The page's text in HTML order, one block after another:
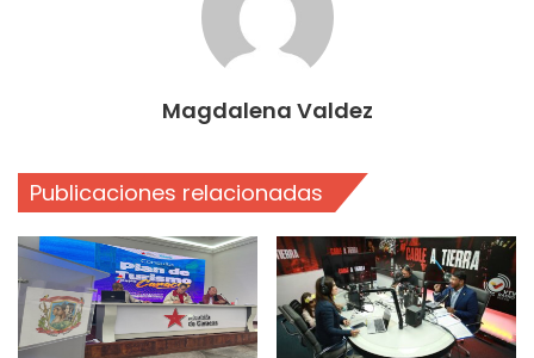
Magdalena Valdez
Publicaciones relacionadas